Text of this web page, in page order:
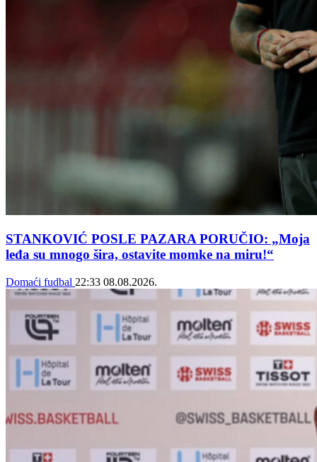
STANKOVIĆ POSLE PAZARA PORUČIO: „Moja
leđa su mnogo šira, ostavite momke na miru!“
Domaći fudbal 22:33 08.08.2026.